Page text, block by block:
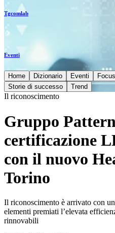
Tgcomlab
Eventi
Home Dizionario Eventi Focus
Storie di successo
Trend
Il riconoscimento
Gruppo
certificazione
con il nuovo
Torino
Il riconoscimento è arrivato con
elementi premiati l’elevata
rinnovabili